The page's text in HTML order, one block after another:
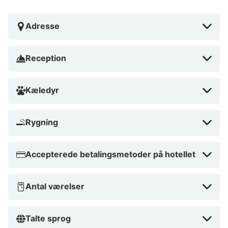
Kirche - 1,6 km Rhine - 2 km Martinskirche - 2,1 km
- 5,8 km Falkenau - 5,9 km Blücher-museet i Kaub - 6
- 7,8 km Alte Haus - 7,8 km St. Peter Kirche - 7,8 km
Frankfurt - Hahn) - 49,9 km Köln - Bonn Lufthavn
kørsel fra Michaelskapelle og Lanius-Knab Winery.
Drosselgasse.
Adresse
Reception
Kæledyr
Rygning
Accepterede betalingsmetoder på hotellet
Antal værelser
Talte sprog